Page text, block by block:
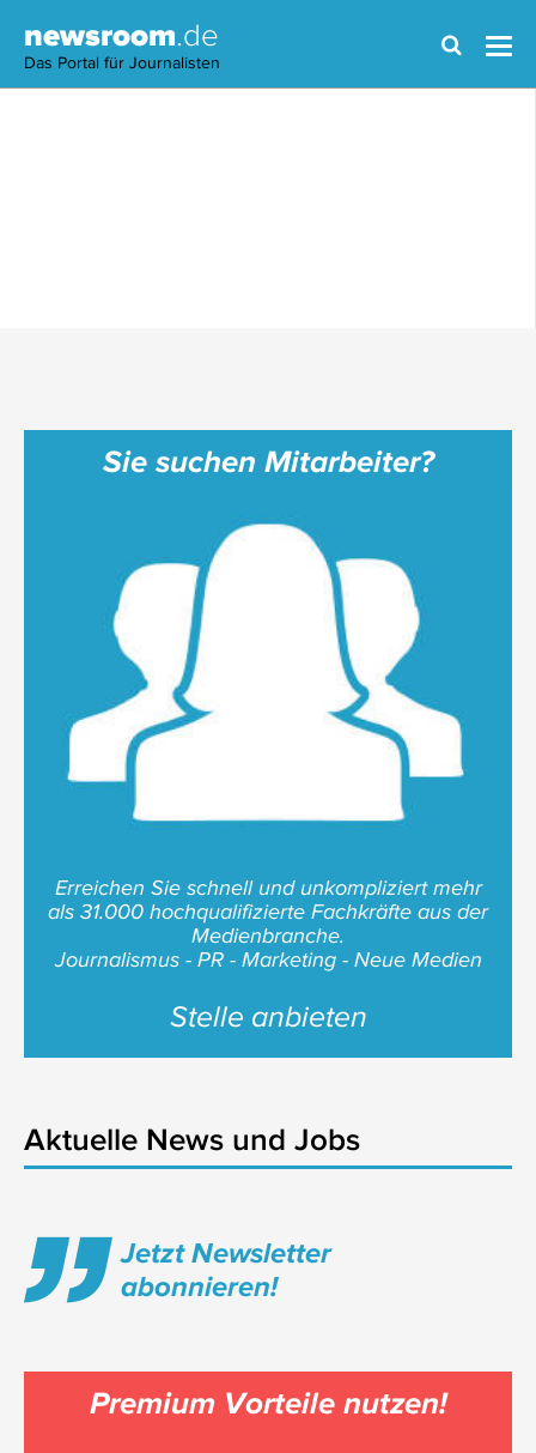
newsroom.de
Das Portal für Journalisten
Sie suchen Mitarbeiter?
Erreichen Sie schnell und unkompliziert mehr
als 31.000 hochqualifizierte Fachkräfte aus der
Medienbranche.
Journalismus - PR - Marketing - Neue Medien
Stelle anbieten
Aktuelle News und Jobs
Jetzt Newsletter
abonnieren!
Premium Vorteile nutzen!